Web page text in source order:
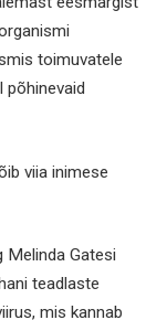
toimuvatele
põhinevaid
viia inimese
Melinda Gatesi
teadlaste
mis kannab